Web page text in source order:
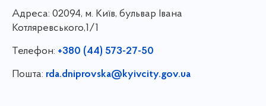
Адреса: 02094, м. Київ, бульвар Івана
Котляревського,1/1
Телефон: +380 (44) 573-27-50
Пошта: rda.dniprovska@kyivcity.gov.ua